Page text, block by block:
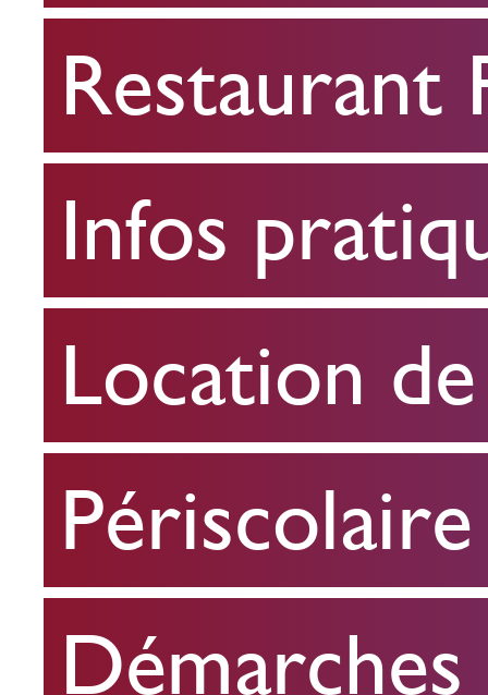
FPA
Infos
pratiques
Location
de
salle
Périscolaire
Restaurant
Infos
Location
Périscolaire